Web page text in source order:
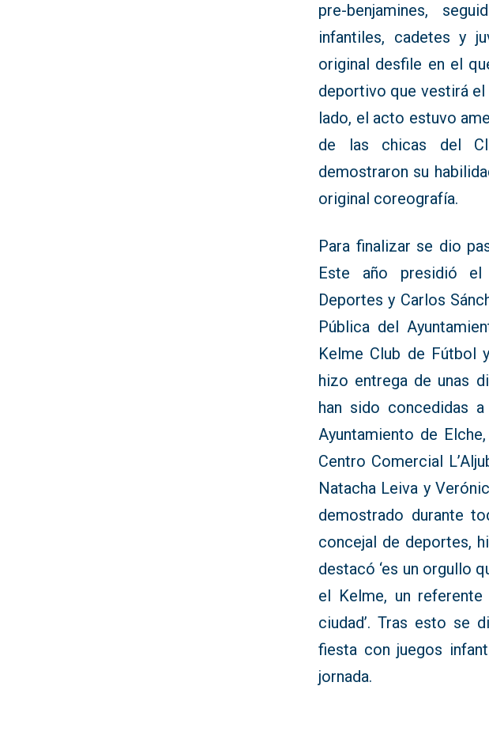
pre-benjamines,
infantiles, cadetes y
original desfile en el
deportivo que vestirá
lado, el acto estuvo
de las chicas del
demostraron su
original coreografía.
Para finalizar se dio
Este año presidió
Deportes y Carlos
Pública del
Kelme Club de Fútbol
hizo entrega de unas
han sido concedidas
Ayuntamiento de
Centro Comercial
Natacha Leiva y
demostrado durante
concejal de deportes,
destacó ‘es un orgullo
el Kelme, un
ciudad’. Tras esto se
fiesta con juegos
jornada.